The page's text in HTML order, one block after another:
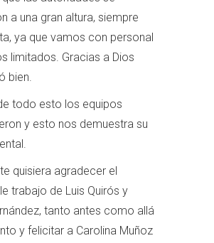
a una gran altura, siempre
ya que vamos con personal
limitados. Gracias a Dios
bien.
todo esto los equipos
y esto nos demuestra su
quisiera agradecer el
trabajo de Luis Quirós y
tanto antes como allá
y felicitar a Carolina Muñoz